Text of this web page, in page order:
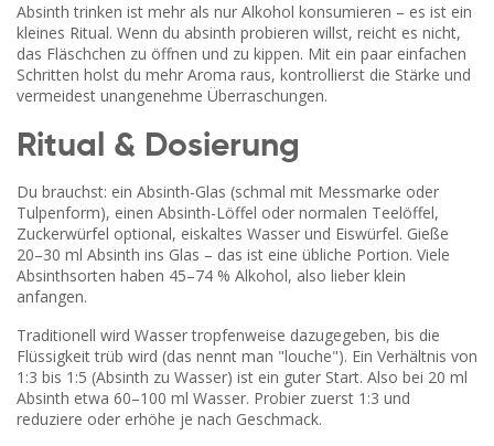
Absinth trinken ist mehr als nur Alkohol konsumieren – es ist ein
kleines Ritual. Wenn du absinth probieren willst, reicht es nicht,
das Fläschchen zu öffnen und zu kippen. Mit ein paar einfachen
Schritten holst du mehr Aroma raus, kontrollierst die Stärke und
vermeidest unangenehme Überraschungen.
Ritual & Dosierung
Du brauchst: ein Absinth-Glas (schmal mit Messmarke oder
Tulpenform), einen Absinth-Löffel oder normalen Teelöffel,
Zuckerwürfel optional, eiskaltes Wasser und Eiswürfel. Gieße
20–30 ml Absinth ins Glas – das ist eine übliche Portion. Viele
Absinthsorten haben 45–74 % Alkohol, also lieber klein
anfangen.
Traditionell wird Wasser tropfenweise dazugegeben, bis die
Flüssigkeit trüb wird (das nennt man "louche"). Ein Verhältnis von
1:3 bis 1:5 (Absinth zu Wasser) ist ein guter Start. Also bei 20 ml
Absinth etwa 60–100 ml Wasser. Probier zuerst 1:3 und
reduziere oder erhöhe je nach Geschmack.